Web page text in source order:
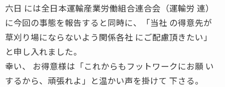
六日 には全日本運輸産業労働組合連合会（運輸労 連）
に今回の事態を報告すると同時に、「当社 の得意先が
草刈り場にならないよう関係各社 にご配慮頂きたい」
と申し入れました。
幸い、 お得意様は「これからもフットワークにお願 い
するから、頑張れよ」と温かい声を掛けて 下さる。